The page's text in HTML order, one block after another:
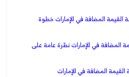
القيمة المضافة في الإمارات خطوة
المضافة في الإمارات نظرة عامة على
القيمة المضافة في الإمارات